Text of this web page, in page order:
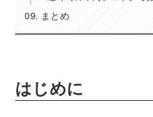
まとめ
はじめに